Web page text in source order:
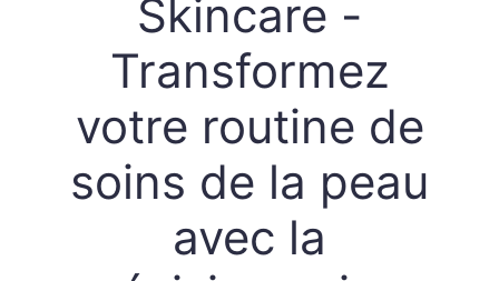
Skincare -
Transformez
votre routine de
soins de la peau
avec la